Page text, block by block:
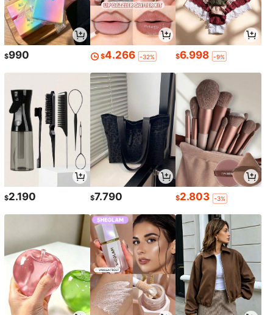
$990 $4.266 -32% $6.998 -9%
$2.190 $7.790 $2.803 -3%